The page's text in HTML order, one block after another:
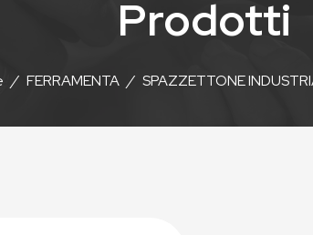
Prodotti
/ FERRAMENTA / SPAZZETTONE